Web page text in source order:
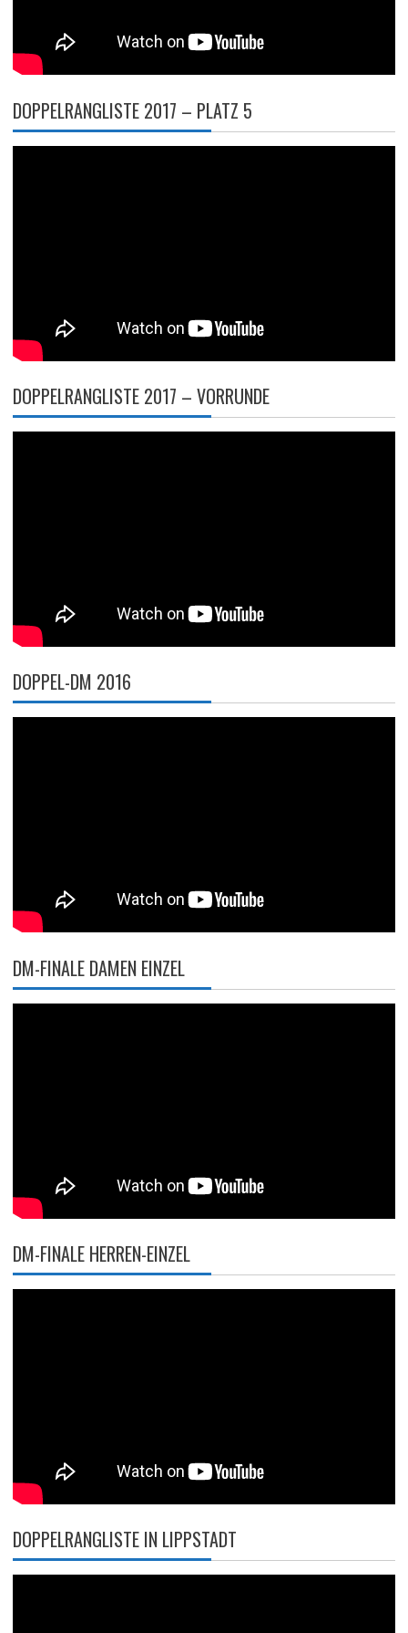
DOPPELRANGLISTE 2017 – PLATZ 5
DOPPELRANGLISTE 2017 – VORRUNDE
DOPPEL-DM 2016
DM-FINALE DAMEN EINZEL
DM-FINALE HERREN-EINZEL
DOPPELRANGLISTE IN LIPPSTADT